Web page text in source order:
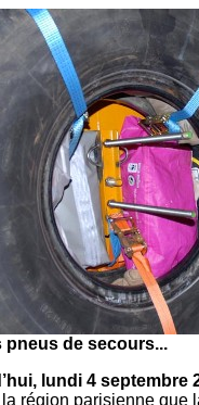
pneus de secours...
lundi 4 septembre
région parisienne que